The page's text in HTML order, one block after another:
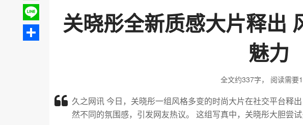
关晓彤全新质感大片释出
魅力
全文约337字， 阅读需要
久之网讯 今日，关晓彤一组风格多变的时尚大片在社交平台释
然不同的氛围感，引发网友热议。 这组写真中，关晓彤大胆尝
WhatsApp
Line